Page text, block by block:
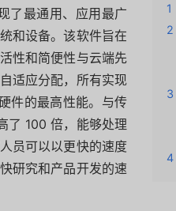
1
2
3
4
了最通用、应用最广
和设备。该软件旨在
性和简便性与云端先
适应分配，所有实现
件的最高性能。与传
了 100 倍，能够处理
员可以以更快的速度
研究和产品开发的速